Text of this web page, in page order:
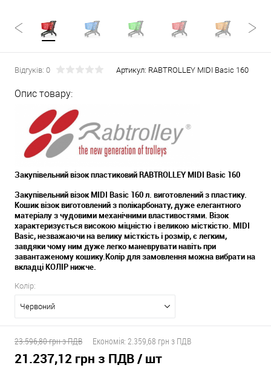
Відгуків: 0 Артикул: RABTROLLEY MIDI Basic 160
Опис товару:
Закупівельний візок пластиковий RABTROLLEY MIDI Basic 160
Закупівельний візок MIDI Basic 160 л. виготовлений з пластику.
Кошик візок виготовлений з полікарбонату, дуже елегантного
матеріалу з чудовими механічними властивостями. Візок
характеризується високою міцністю і великою місткістю. MIDI
Basic, незважаючи на велику місткість і розмір, є легким,
завдяки чому ним дуже легко маневрувати навіть при
завантаженому кошику.Колір для замовлення можна вибрати на
вкладці КОЛІР нижче.
Колір:
Червоний
23.596,80 грн з ПДВ Економія: 2.359,68 грн з ПДВ
21.237,12 грн з ПДВ/ шт